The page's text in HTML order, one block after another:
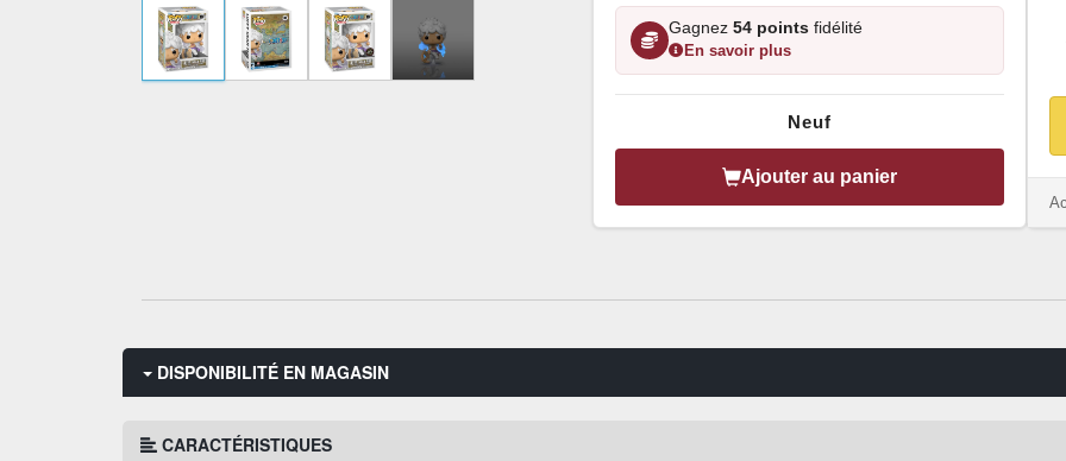
Gagnez54 points fidélité
En savoir plus
Neuf
Ajouter au panier
DISPONIBILITÉ EN MAGASIN
CARACTÉRISTIQUES